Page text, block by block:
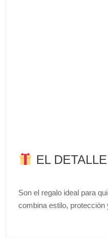
EL
Son el regalo ideal para
combina estilo, protección